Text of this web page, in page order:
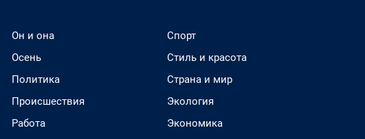
Он и она
Осень
Политика
Происшествия
Работа
Спорт
Стиль и красота
Страна и мир
Экология
Экономика